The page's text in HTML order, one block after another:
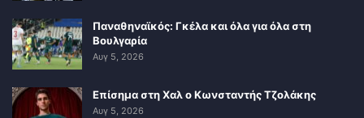
Παναθηναϊκός: Γκέλα και όλα για όλα στη
Βουλγαρία
Αυγ 5, 2026
Επίσημα στη Χαλ ο Κωνσταντής Τζολάκης
Αυγ 5, 2026